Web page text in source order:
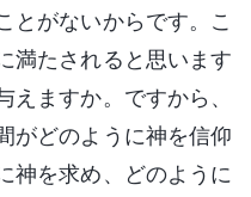
とがないからです。こ
満たされると思います
えますか。ですから、
がどのように神を信仰
神を求め、どのように